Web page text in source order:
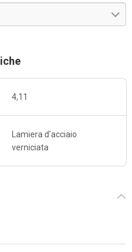
4,11
Lamiera d'acciaio
verniciata